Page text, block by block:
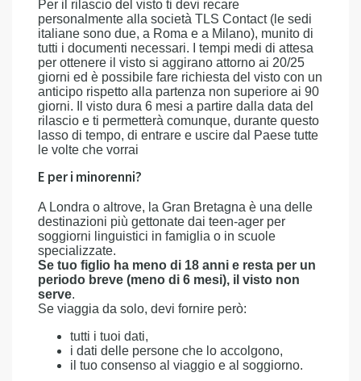
Per il rilascio del visto ti devi recare
personalmente alla società TLS Contact (le sedi
italiane sono due, a Roma e a Milano), munito di
tutti i documenti necessari. I tempi medi di attesa
per ottenere il visto si aggirano attorno ai 20/25
giorni ed è possibile fare richiesta del visto con un
anticipo rispetto alla partenza non superiore ai 90
giorni. Il visto dura 6 mesi a partire dalla data del
rilascio e ti permetterà comunque, durante questo
lasso di tempo, di entrare e uscire dal Paese tutte
le volte che vorrai
E per i minorenni?
A Londra o altrove, la Gran Bretagna è una delle
destinazioni più gettonate dai teen-ager per
soggiorni linguistici in famiglia o in scuole
specializzate.
Se tuo figlio ha meno di 18 anni e resta per un
periodo breve (meno di 6 mesi), il visto non
serve.
Se viaggia da solo, devi fornire però:
tutti i tuoi dati,
i dati delle persone che lo accolgono,
il tuo consenso al viaggio e al soggiorno.